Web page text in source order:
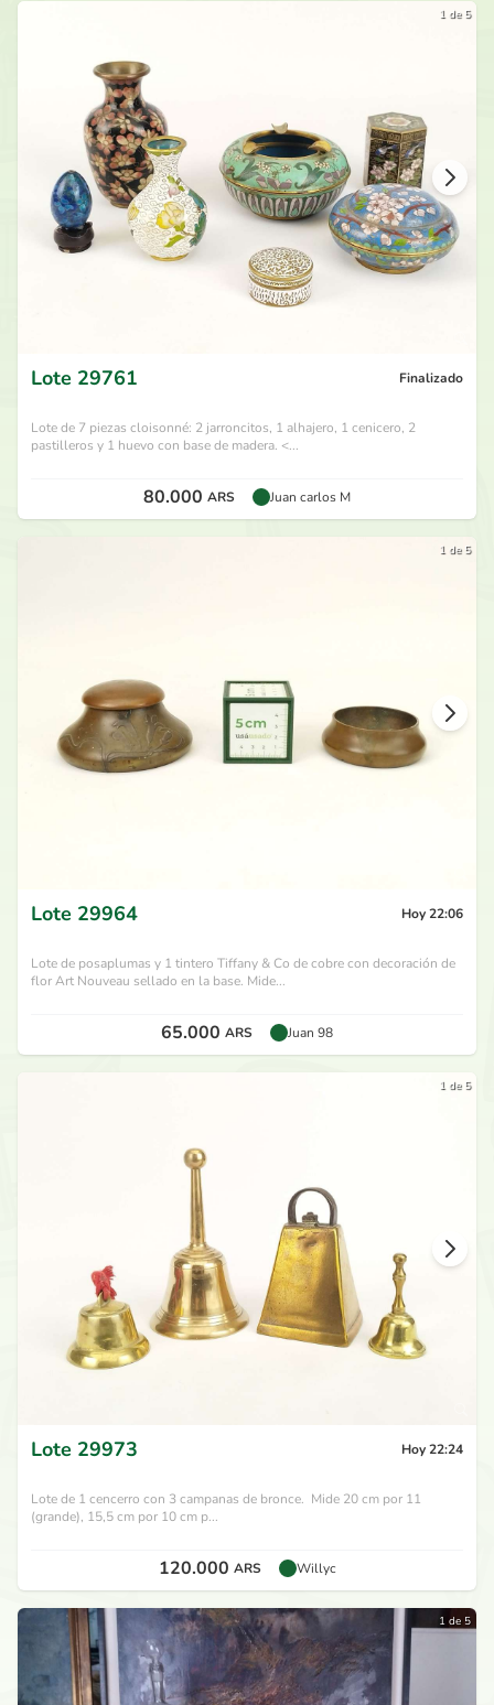
1 de 5
Lote 29761 Finalizado
Lote de 7 piezas cloisonné: 2 jarroncitos, 1 alhajero, 1 cenicero, 2
pastilleros y 1 huevo con base de madera. <...
80.000 ARS Juan carlos M
1 de 5
Lote 29964 Hoy 22:06
Lote de posaplumas y 1 tintero Tiffany & Co de cobre con decoración de
flor Art Nouveau sellado en la base. Mide...
65.000 ARS Juan 98
1 de 5
Lote 29973 Hoy 22:24
Lote de 1 cencerro con 3 campanas de bronce. Mide 20 cm por 11
(grande), 15,5 cm por 10 cm p...
120.000 ARS Willyc
1 de 5